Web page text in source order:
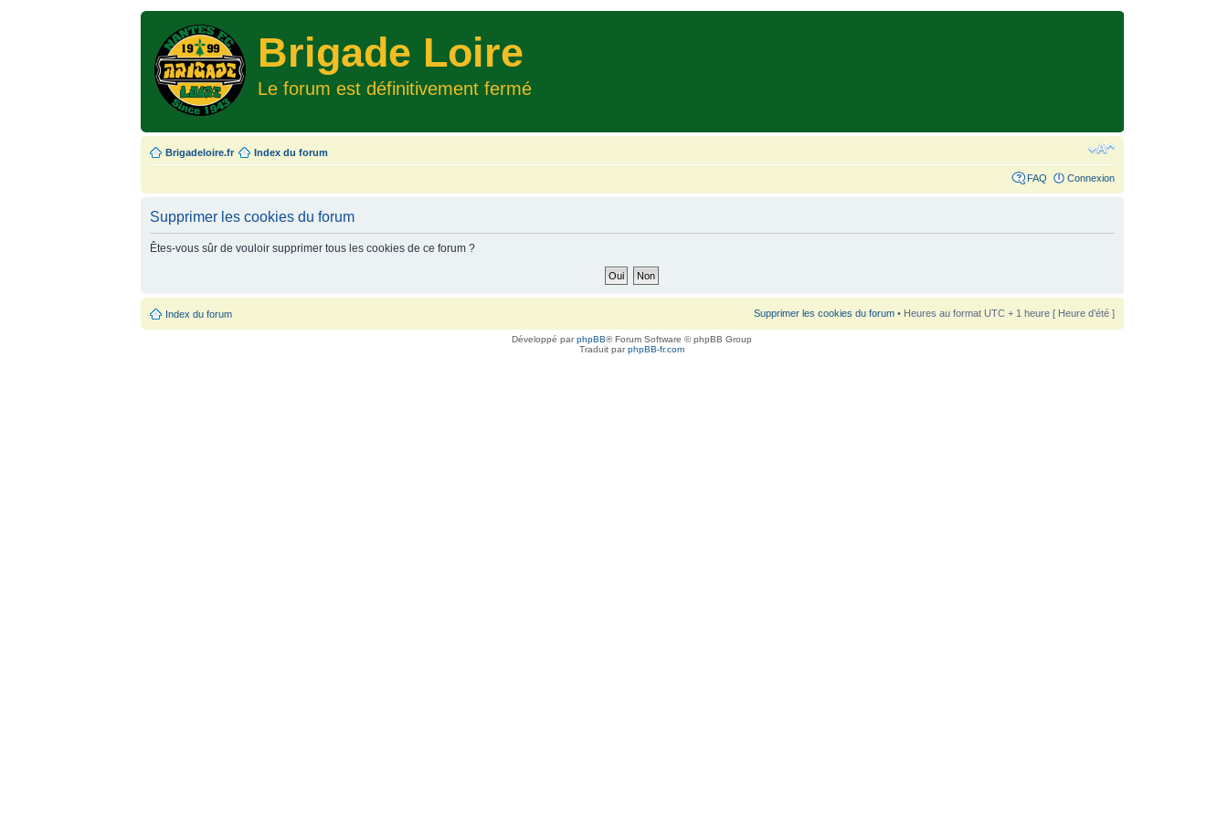
Brigade Loire
Le forum est définitivement fermé
Brigadeloire.fr Index du forum
FAQ Connexion
Supprimer les cookies du forum
Êtes-vous sûr de vouloir supprimer tous les cookies de ce forum ?
Index du forum Supprimer les cookies du forum• Heures au format UTC + 1 heure [ Heure d’été ]
Développé parphpBB® Forum Software © phpBB Group
Traduit parphpBB-fr.com